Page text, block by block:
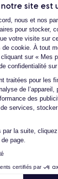
site est
du
nous et nos
pour stocker,
votre visite sur
cookie. À tout
sur « Mes
confidentialité
traitées pour les
de
des
services,
par la suite,
page.
certifiés par
consent
ici, vous
Nos
notre